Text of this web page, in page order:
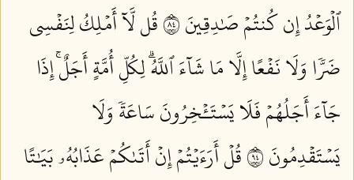
ٱلۡوَعۡدُ إِن كُنتُمۡ صَٰدِقِينَ ٤٨
قُل لَّآ أَمۡلِكُ لِنَفۡسِي
ضَرّٗا وَلَا نَفۡعًا إِلَّا مَا شَآءَ ٱللَّهُۗ لِكُلِّ أُمَّةٍ أَجَلٌۚ إِذَا
جَآءَ أَجَلُهُمۡ فَلَا يَسۡتَـٔۡخِرُونَ سَاعَةٗ وَلَا
يَسۡتَقۡدِمُونَ ٤٩
قُلۡ أَرَءَيۡتُمۡ إِنۡ أَتَىٰكُمۡ عَذَابُهُۥ بَيَٰتًا